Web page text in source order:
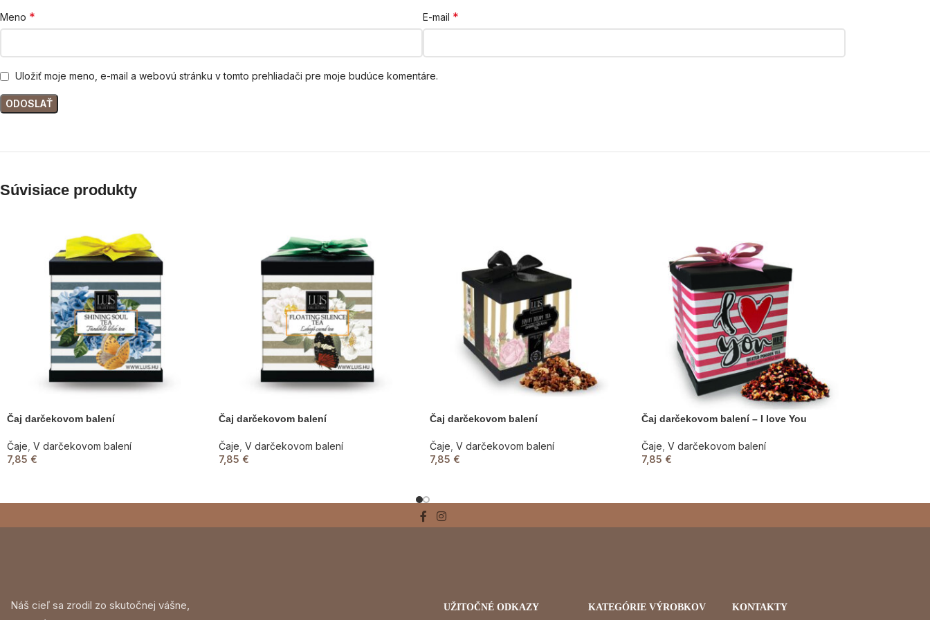
Meno * E-mail *
Uložiť moje meno, e-mail a webovú stránku v tomto prehliadači pre moje budúce komentáre.
Súvisiace produkty
Čaj darčekovom balení
Čaje V darčekovom balení
7,85 €
Čaj darčekovom balení
Čaje V darčekovom balení
7,85 €
Čaj darčekovom balení
Čaje V darčekovom balení
7,85 €
Čaj darčekovom balení – I love You
Čaje V darčekovom balení
7,85 €
Náš cieľ sa zrodil zo skutočnej vášne,
UŽITOČNÉ ODKAZY KATEGÓRIE VÝROBKOV KONTAKTY